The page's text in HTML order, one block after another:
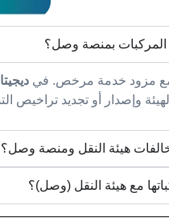
المركبات بمنصة وصل؟
مع مزود خدمة مرخص. في
وإصدار أو تجديد تراخيص
هيئة النقل ومنصة وصل؟
مع هيئة النقل (وصل)؟